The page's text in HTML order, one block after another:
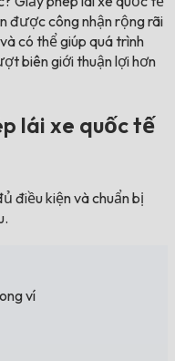
được công nhận rộng rãi
có thể giúp quá trình
biên giới thuận lợi hơn
lái xe quốc tế
điều kiện và chuẩn bị
ví